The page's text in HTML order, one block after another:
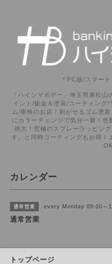
＊PC版/スマー
「ハイシマボデー」埼玉県東松
イント/鈑金＆塗装/コーティング
ム/車検のお店！剥がせるゴム塗
にカラーチェンジで気分一新！
絶大！究極のスプレーラッピン
す。と同時コーティングもお得！
カレンダー
通常営業 every Monday 09:00～
通常営業
トップページ